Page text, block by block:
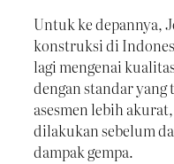
Untuk ke depannya,
konstruksi di
lagi mengenai
dengan standar
asesmen lebih
dilakukan sebelum
dampak gempa.